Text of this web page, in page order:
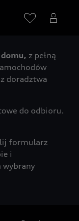
z pełną
doradztwa
do odbioru.
formularz
i
wybrany